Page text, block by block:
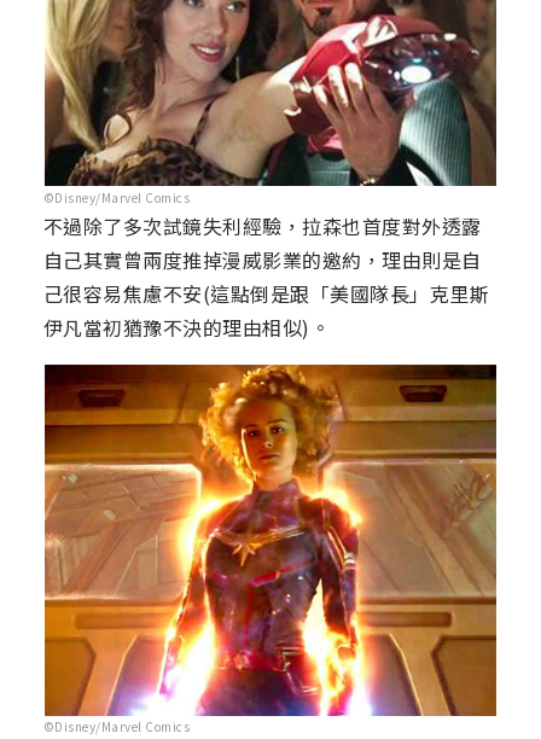
©Disney/Marvel Comics
不過除了多次試鏡失利經驗，拉森也首度對外透露
自己其實曾兩度推掉漫威影業的邀約，理由則是自
己很容易焦慮不安(這點倒是跟「美國隊長」克里斯
伊凡當初猶豫不決的理由相似)。
©Disney/Marvel Comics